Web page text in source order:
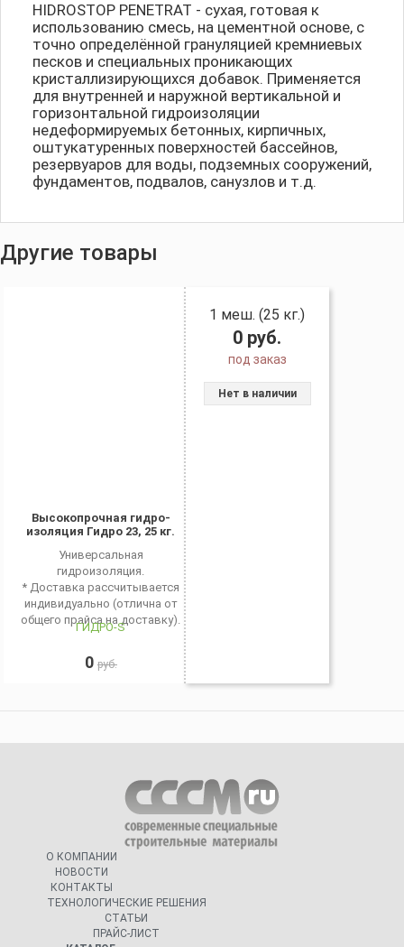
HIDROSTOP PENETRAT - сухая, готовая к
использованию смесь, на цементной основе, с
точно определённой грануляцией кремниевых
песков и специальных проникающих
кристаллизирующихся добавок. Применяется
для внутренней и наружной вертикальной и
горизонтальной гидроизоляции
недеформируемых бетонных, кирпичных,
оштукатуренных поверхностей бассейнов,
резервуаров для воды, подземных сооружений,
фундаментов, подвалов, санузлов и т.д.
Другие товары
Высокопрочная гидро-
изоляция Гидро 23, 25 кг.
Универсальная
гидроизоляция.
* Доставка рассчитывается
индивидуально (отлична от
общего прайса на доставку).
ГИДРО-S
0 руб.
1 меш. (25 кг.)
0 руб.
под заказ
Нет в наличии
О КОМПАНИИ
НОВОСТИ
КОНТАКТЫ
ТЕХНОЛОГИЧЕСКИЕ РЕШЕНИЯ
СТАТЬИ
ПРАЙС-ЛИСТ